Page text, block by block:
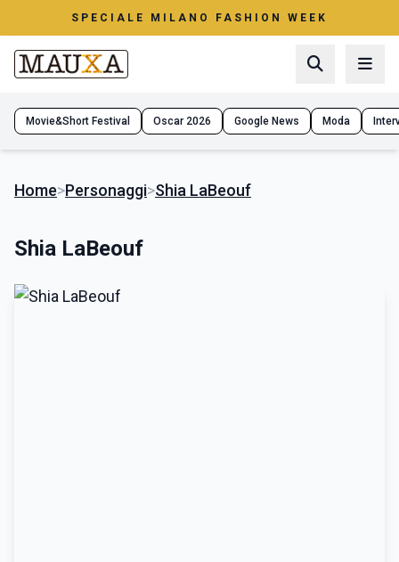
SPECIALE MILANO FASHION WEEK
Movie&Short Festival Oscar 2026 Google News Moda
Home>Personaggi>Shia LaBeouf
Shia LaBeouf